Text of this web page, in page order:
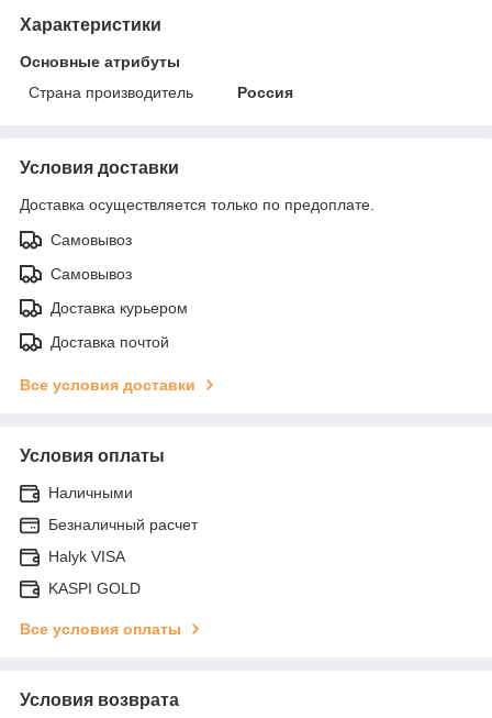
Характеристики
Основные атрибуты
Страна производитель
Россия
Условия доставки
Доставка осуществляется только по предоплате.
Самовывоз
Самовывоз
Доставка курьером
Доставка почтой
Все условия доставки
Условия оплаты
Наличными
Безналичный расчет
Halyk VISA
KASPI GOLD
Все условия оплаты
Условия возврата